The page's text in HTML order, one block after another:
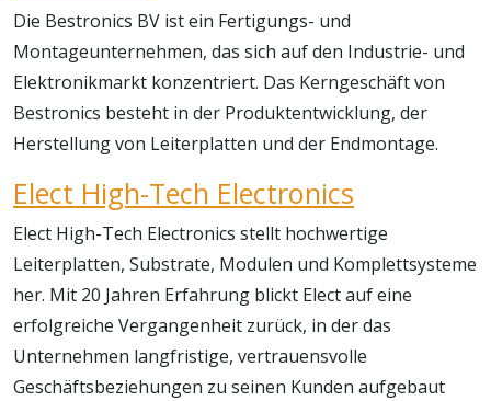
Die Bestronics BV ist ein Fertigungs- und
Montageunternehmen, das sich auf den Industrie- und
Elektronikmarkt konzentriert. Das Kerngeschäft von
Bestronics besteht in der Produktentwicklung, der
Herstellung von Leiterplatten und der Endmontage.
Elect High-Tech Electronics
Elect High-Tech Electronics stellt hochwertige
Leiterplatten, Substrate, Modulen und Komplettsysteme
her. Mit 20 Jahren Erfahrung blickt Elect auf eine
erfolgreiche Vergangenheit zurück, in der das
Unternehmen langfristige, vertrauensvolle
Geschäftsbeziehungen zu seinen Kunden aufgebaut